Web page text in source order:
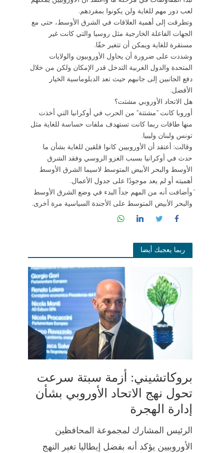
لعب دور مهم للغاية ولن يكونوا بمفردهم.
وتطرقت إلى أهمية العلاقات في الشرق الأوسط، حتى مع
الجهات الفاعلة الخارجية مثل روسيا والتي كانت غير
مستقرة للغاية ويمكن أن تتغير حقًا.
وشددت على ضرورة أن يحاول الأوروبيون والولايات
المتحدة والدول الغربية التدخل قدر الإمكان ولكن من خلال
دفع الجانبين إلى جانبهم حيث تعد الدبلوماسية الخيار
الأفضل.
هل الاتحاد الأوروبي مشتت؟
أوروبا كانت “مشتتة” من الحرب في أوكرانيا التي أخذت
منها طاقات ربما كانت تستهدف ملفات حساسة للغاية مثل
تونس ولبنان وليبيا.
وقالت: أعتقد أن الأوروبيين كانوا قلقين للغاية بشأن ما
حدث في أوكرانيا بسبب الغزو الروسي وفقد الشرق
الأوسط والبحر الأبيض المتوسط ​​لاسيما الشرق الأوسط
أهميته أو لم يعد موجودًا على جدول الأعمال.
َوأضافت أنه من المهم جداً البدء في وضع الشرق الأوسط
والبحر الأبيض المتوسط ​​على الأجندة السياسية مرة أخرى.
ربما يعجبك أيضا
بروكاتشيني: أزمة سبتة سرعت
تحول نهج الاتحاد الأوروبي بشأن
إدارة الهجرة
الرئيس المشارك لمجموعة المحافظين
الأوروبيين يؤكد أنه بفضل إيطاليا تغير النهج